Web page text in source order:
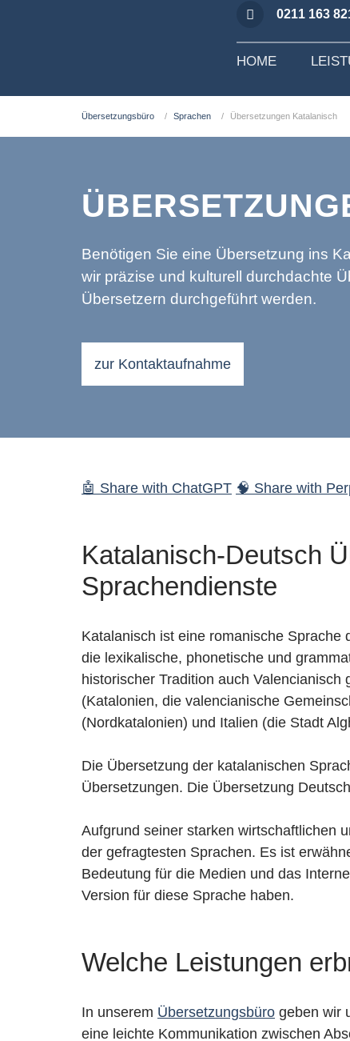
0211 163
HOME
Übersetzungsbüro Sprachen Übersetzungen Katalanisch
Benötigen Sie eine Übersetzung ins
wir präzise und kulturell durchdachte
Übersetzern durchgeführt werden.
zur Kontaktaufnahme
🤖 Share with ChatGPT 🧠 Share with
Katalanisch-Deutsch
Sprachendienste
Katalanisch ist eine romanische
die lexikalische, phonetische und
historischer Tradition auch
(Katalonien, die valencianische
(Nordkatalonien) und Italien (die Stadt
Die Übersetzung der katalanischen
Übersetzungen. Die Übersetzung
Aufgrund seiner starken wirtschaftlichen
der gefragtesten Sprachen. Es ist
Bedeutung für die Medien und das
Version für diese Sprache haben.
Welche Leistungen
In unserem Übersetzungsbüro geben wir
eine leichte Kommunikation zwischen